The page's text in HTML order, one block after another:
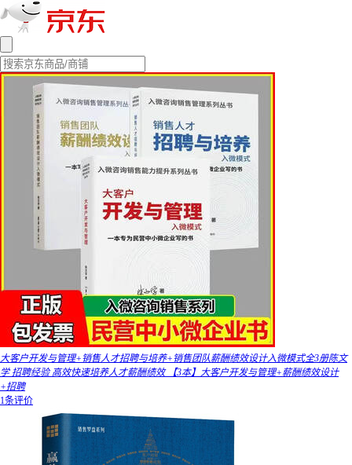
大客户开发与管理+销售人才招聘与培养+销售团队薪酬绩效设计入微模式全3册陈文
学 招聘经验 高效快速培养人才薪酬绩效 【3本】大客户开发与管理+薪酬绩效设计
+招聘
1条评价